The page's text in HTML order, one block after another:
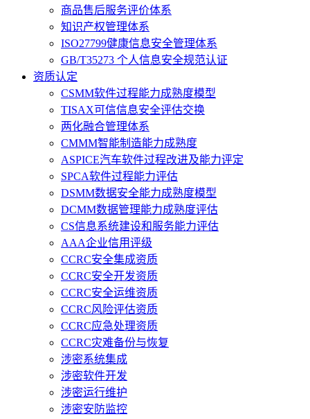
商品售后服务评价体系
知识产权管理体系
ISO27799健康信息安全管理体系
GB/T35273 个人信息安全规范认证
资质认定
CSMM软件过程能力成熟度模型
TISAX可信信息安全评估交换
两化融合管理体系
CMMM智能制造能力成熟度
ASPICE汽车软件过程改进及能力评定
SPCA软件过程能力评估
DSMM数据安全能力成熟度模型
DCMM数据管理能力成熟度评估
CS信息系统建设和服务能力评估
AAA企业信用评级
CCRC安全集成资质
CCRC安全开发资质
CCRC安全运维资质
CCRC风险评估资质
CCRC应急处理资质
CCRC灾难备份与恢复
涉密系统集成
涉密软件开发
涉密运行维护
涉密安防监控